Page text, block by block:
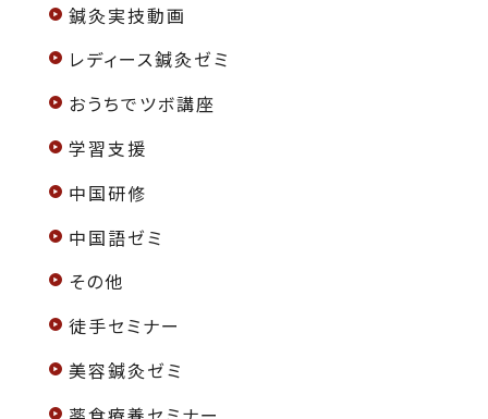
鍼灸実技動画
レディース鍼灸ゼミ
おうちでツボ講座
学習支援
中国研修
中国語ゼミ
その他
徒手セミナー
美容鍼灸ゼミ